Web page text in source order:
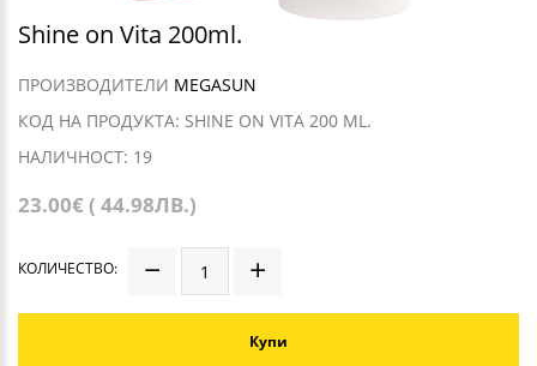
Shine on Vita 200ml.
ПРОИЗВОДИТЕЛИ MEGASUN
КОД НА ПРОДУКТА: SHINE ON VITA 200 ML.
НАЛИЧНОСТ: 19
23.00€ ( 44.98ЛВ.)
КОЛИЧЕСТВО:
Купи